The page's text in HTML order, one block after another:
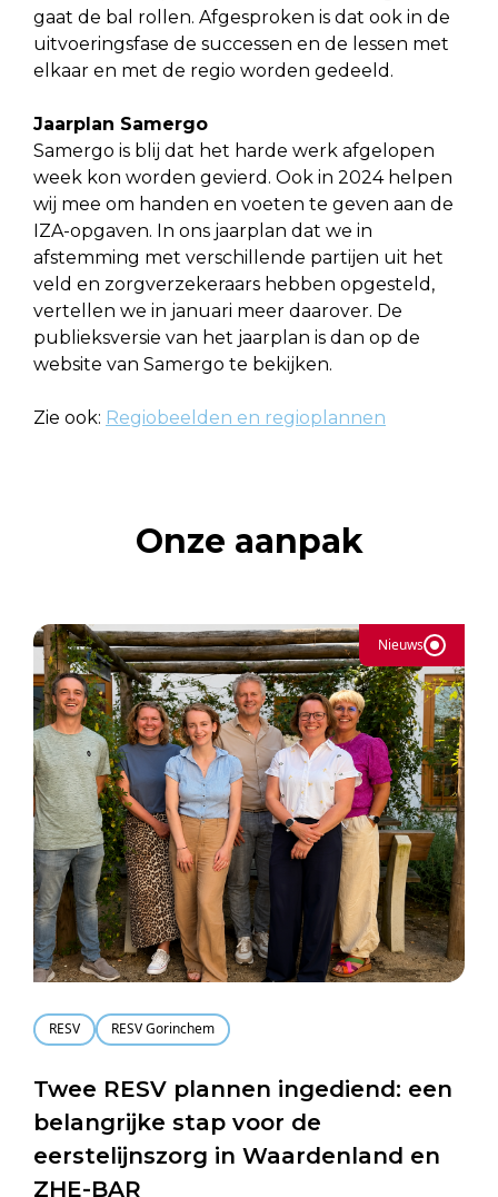
gaat de bal rollen. Afgesproken is dat ook in de
uitvoeringsfase de successen en de lessen met
elkaar en met de regio worden gedeeld.
Jaarplan Samergo
Samergo is blij dat het harde werk afgelopen
week kon worden gevierd. Ook in 2024 helpen
wij mee om handen en voeten te geven aan de
IZA-opgaven. In ons jaarplan dat we in
afstemming met verschillende partijen uit het
veld en zorgverzekeraars hebben opgesteld,
vertellen we in januari meer daarover. De
publieksversie van het jaarplan is dan op de
website van Samergo te bekijken.
Zie ook: Regiobeelden en regioplannen
Onze aanpak
Nieuws
RESV RESV Gorinchem
Twee RESV plannen ingediend: een
belangrijke stap voor de
eerstelijnszorg in Waardenland en
ZHE-BAR